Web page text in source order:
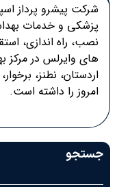
شرکت پیشرو پرداز
پزشکی و خدمات
نصب، راه اندازی،
های وایرلس در مرکز
اردستان، نطنز،
امروز را داشته است.
جستجو